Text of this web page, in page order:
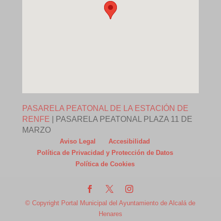
PASARELA PEATONAL DE LA ESTACIÓN DE
RENFE
PASARELA PEATONAL PLAZA 11 DE
MARZO
Aviso Legal
Accesibilidad
Política de Privacidad y Protección de Datos
Política de Cookies
© Copyright Portal Municipal del Ayuntamiento de Alcalá de
Henares